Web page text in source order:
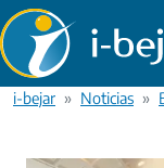
Pasar al contenido
i-bejar Noticias